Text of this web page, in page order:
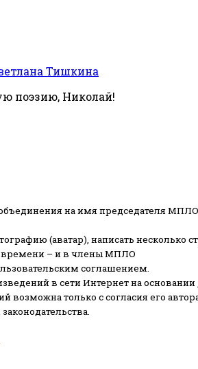
Тишкина
поэзию, Николай!
на имя председателя МПЛО
(аватар), написать несколько
времени – и в члены МПЛО
соглашением.
в сети Интернет на основании
возможна только с согласия его